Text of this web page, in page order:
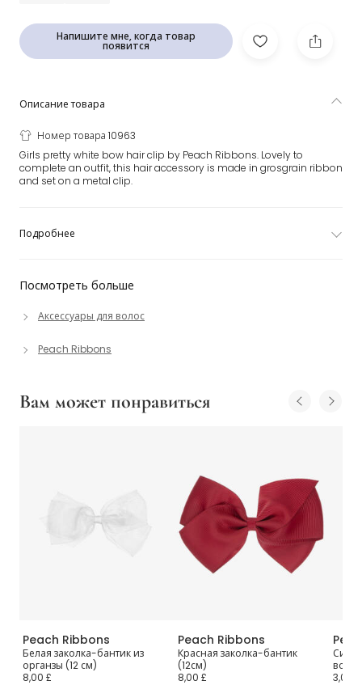
Напишите мне, когда товар
появится
Посмотреть больше
Аксессуары для волос
Peach Ribbons
Описание товара
Номер товара 10963
Girls pretty white bow hair clip by Peach Ribbons. Lovely to
complete an outfit, this hair accessory is made in grosgrain ribbon
and set on a metal clip.
Подробнее
Вам может понравиться
Peach Ribbons
Белая заколка-бантик из
органзы (12 см)
8,00 £
Peach Ribbons
Красная заколка-бантик
(12см)
8,00 £
3,00 £